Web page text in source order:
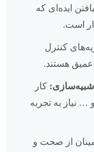
یافتن ایده‌ای که
است.
کنترل
عمیق هستند.
شبیه‌سازی: کار
با MATLAB/Simulink، LabVIEW و … نیاز به تجربه
از صحت و